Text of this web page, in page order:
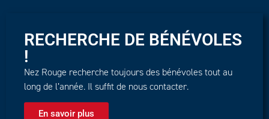
RECHERCHE DE BÉNÉVOLES
!
Nez Rouge recherche toujours des bénévoles tout au
long de l’année. Il suffit de nous contacter.
En savoir plus